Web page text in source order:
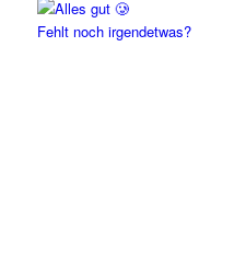
Fehlt noch irgendetwas?